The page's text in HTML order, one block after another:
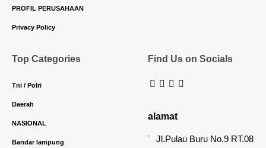
PROFIL PERUSAHAAN
Privacy Policy
Top Categories
Tni / Polri
Daerah
NASIONAL
Bandar lampung
Find Us on Socials
alamat
Jl.Pulau Buru No.9 RT.08